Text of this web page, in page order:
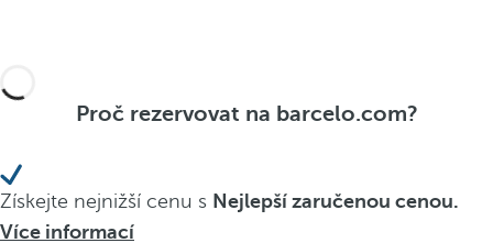
Proč rezervovat na barcelo.com?
Získejte nejnižší cenu s Nejlepší zaručenou cenou.
Více informací